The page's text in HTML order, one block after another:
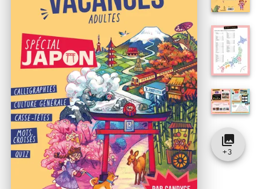
collections
+3